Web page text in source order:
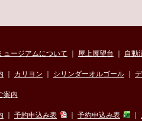
ュージアムについて 屋上展望台 自動
カリヨン シリンダーオルゴール
案内
予約申込み表 予約申込み表